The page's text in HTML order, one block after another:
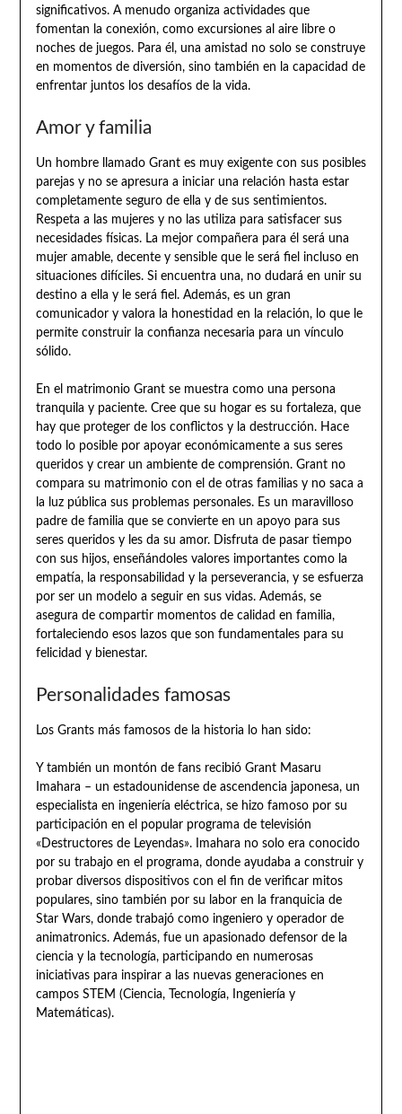
significativos. A menudo organiza actividades que
fomentan la conexión, como excursiones al aire libre o
noches de juegos. Para él, una amistad no solo se construye
en momentos de diversión, sino también en la capacidad de
enfrentar juntos los desafíos de la vida.
Amor y familia
Un hombre llamado Grant es muy exigente con sus posibles
parejas y no se apresura a iniciar una relación hasta estar
completamente seguro de ella y de sus sentimientos.
Respeta a las mujeres y no las utiliza para satisfacer sus
necesidades físicas. La mejor compañera para él será una
mujer amable, decente y sensible que le será fiel incluso en
situaciones difíciles. Si encuentra una, no dudará en unir su
destino a ella y le será fiel. Además, es un gran
comunicador y valora la honestidad en la relación, lo que le
permite construir la confianza necesaria para un vínculo
sólido.
En el matrimonio Grant se muestra como una persona
tranquila y paciente. Cree que su hogar es su fortaleza, que
hay que proteger de los conflictos y la destrucción. Hace
todo lo posible por apoyar económicamente a sus seres
queridos y crear un ambiente de comprensión. Grant no
compara su matrimonio con el de otras familias y no saca a
la luz pública sus problemas personales. Es un maravilloso
padre de familia que se convierte en un apoyo para sus
seres queridos y les da su amor. Disfruta de pasar tiempo
con sus hijos, enseñándoles valores importantes como la
empatía, la responsabilidad y la perseverancia, y se esfuerza
por ser un modelo a seguir en sus vidas. Además, se
asegura de compartir momentos de calidad en familia,
fortaleciendo esos lazos que son fundamentales para su
felicidad y bienestar.
Personalidades famosas
Los Grants más famosos de la historia lo han sido:
Y también un montón de fans recibió Grant Masaru
Imahara – un estadounidense de ascendencia japonesa, un
especialista en ingeniería eléctrica, se hizo famoso por su
participación en el popular programa de televisión
«Destructores de Leyendas». Imahara no solo era conocido
por su trabajo en el programa, donde ayudaba a construir y
probar diversos dispositivos con el fin de verificar mitos
populares, sino también por su labor en la franquicia de
Star Wars, donde trabajó como ingeniero y operador de
animatronics. Además, fue un apasionado defensor de la
ciencia y la tecnología, participando en numerosas
iniciativas para inspirar a las nuevas generaciones en
campos STEM (Ciencia, Tecnología, Ingeniería y
Matemáticas).